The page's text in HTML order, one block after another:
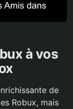
à vos
de
Robux, mais